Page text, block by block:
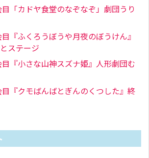
「カドヤ食堂のなぞなぞ」劇団うり
『ふくろうぼうや月夜のぼうけん』
ステージ
『小さな山神スズナ姫』人形劇団む
『クモばんばとぎんのくつした』終